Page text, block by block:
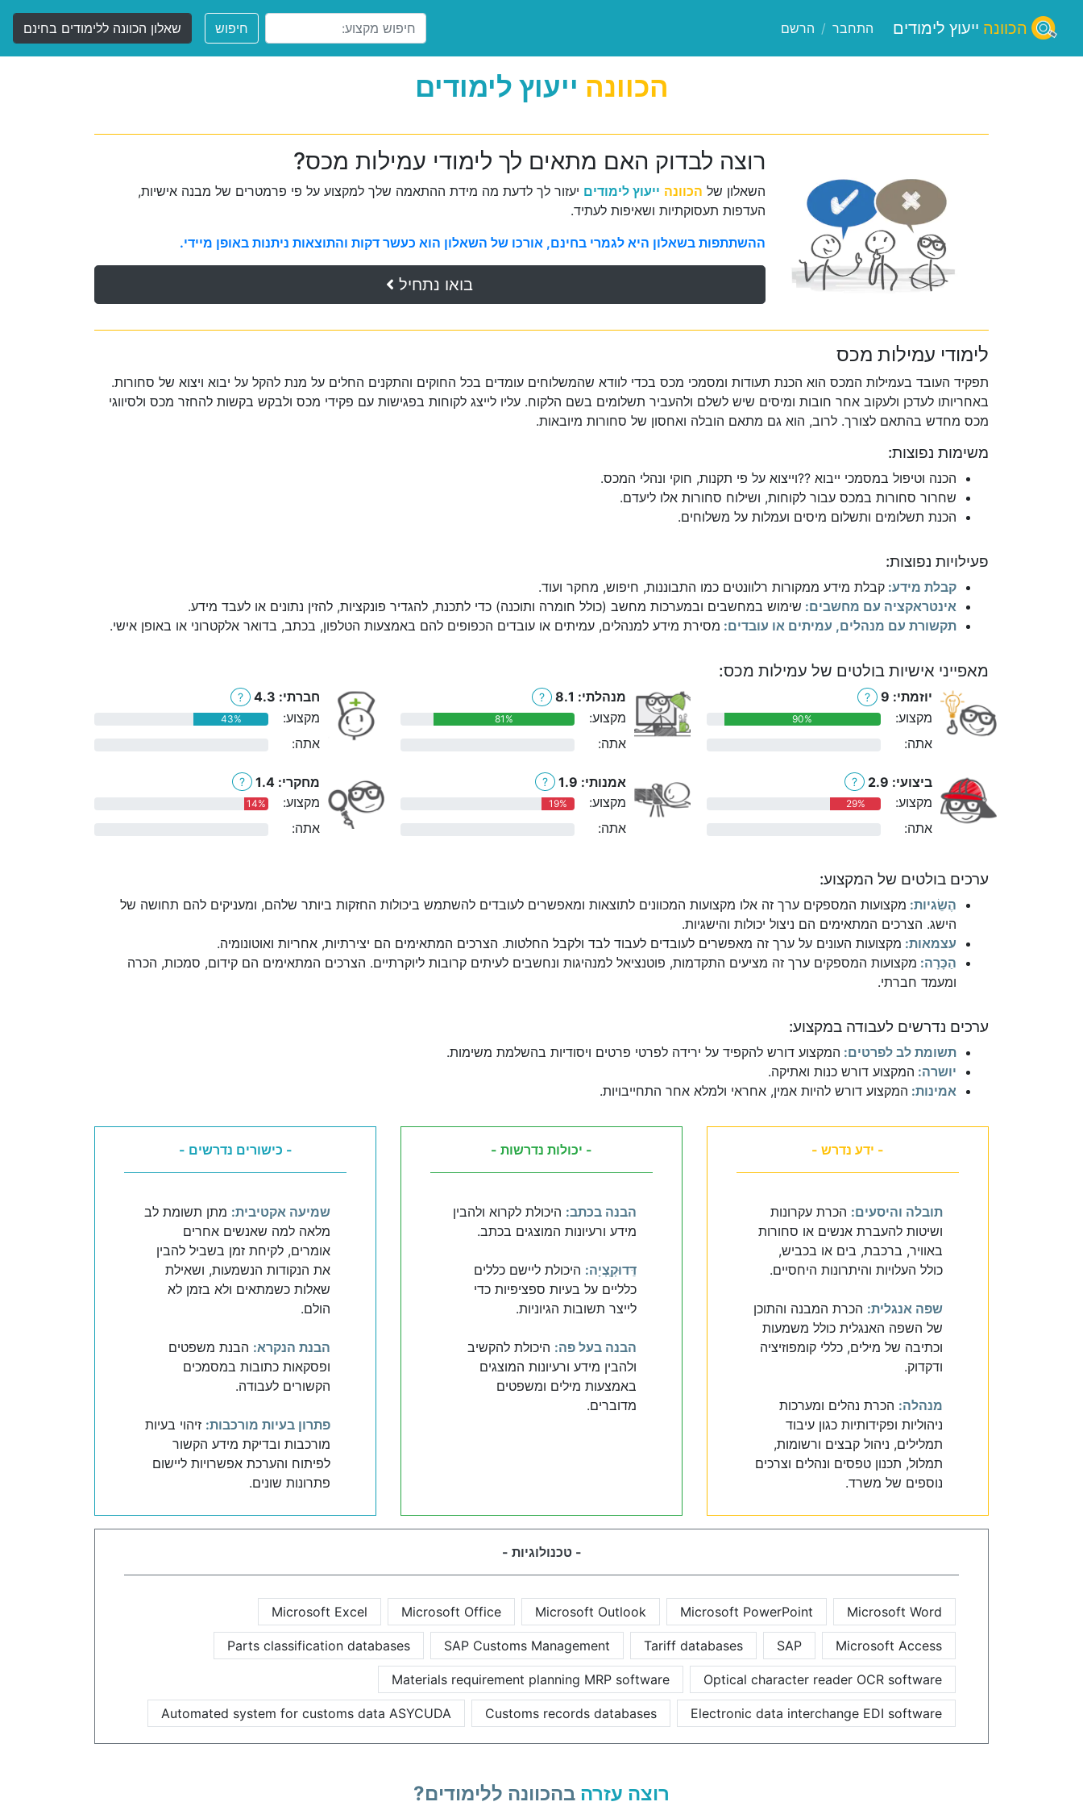
הכוונה ייעוץ לימודים התחבר / הרשם חיפוש שאלון הכוונה ללימודים בחינם
הכוונה ייעוץ לימודים
רוצה לבדוק האם מתאים לך לימודי עמילות מכס?
השאלון של הכוונה ייעוץ לימודים יעזור לך לדעת מה מידת ההתאמה שלך למקצוע על פי פרמטרים של מבנה אישיות,
העדפות תעסוקתיות ושאיפות לעתיד.
ההשתתפות בשאלון היא לגמרי בחינם, אורכו של השאלון הוא כעשר דקות והתוצאות ניתנות באופן מיידי.
בואו נתחיל
לימודי עמילות מכס
תפקיד העובד בעמילות המכס הוא הכנת תעודות ומסמכי מכס בכדי לוודא שהמשלוחים עומדים בכל החוקים והתקנים החלים על מנת להקל על יבוא ויצוא של סחורות.
באחריותו לעדכן ולעקוב אחר חובות ומיסים שיש לשלם ולהעביר תשלומים בשם הלקוח. עליו לייצג לקוחות בפגישות עם פקידי מכס ולבקש בקשות להחזר מכס ולסיווגי
מכס מחדש בהתאם לצורך. לרוב, הוא גם מתאם הובלה ואחסון של סחורות מיובאות.
משימות נפוצות:
הכנה וטיפול במסמכי ייבוא ??וייצוא על פי תקנות, חוקי ונהלי המכס.
שחרור סחורות במכס עבור לקוחות, ושילוח סחורות אלו ליעדם.
הכנת תשלומים ותשלום מיסים ועמלות על משלוחים.
פעילויות נפוצות:
קבלת מידע: קבלת מידע ממקורות רלוונטים כמו התבוננות, חיפוש, מחקר ועוד.
אינטראקציה עם מחשבים: שימוש במחשבים ובמערכות מחשב (כולל חומרה ותוכנה) כדי לתכנת, להגדיר פונקציות, להזין נתונים או לעבד מידע.
תקשורת עם מנהלים, עמיתים או עובדים: מסירת מידע למנהלים, עמיתים או עובדים הכפופים להם באמצעות הטלפון, בכתב, בדואר אלקטרוני או באופן אישי.
מאפייני אישיות בולטים של עמילות מכס:
יוזמתי: 9 ?
מקצוע: 90%
אתה:
מנהלתי: 8.1 ?
מקצוע: 81%
אתה:
חברתי: 4.3 ?
מקצוע: 43%
אתה:
ביצועי: 2.9 ?
מקצוע: 29%
אתה:
אמנותי: 1.9 ?
מקצוע: 19%
אתה:
מחקרי: 1.4 ?
מקצוע: 14%
אתה:
ערכים בולטים של המקצוע:
הֶשֵׂגיות: מקצועות המספקים ערך זה אלו מקצועות המכוונים לתוצאות ומאפשרים לעובדים להשתמש ביכולות החזקות ביותר שלהם, ומעניקים להם תחושה של
הישג. הצרכים המתאימים הם ניצול יכולות והישגיות.
עצמאות: מקצועות העונים על ערך זה מאפשרים לעובדים לעבוד לבד ולקבל החלטות. הצרכים המתאימים הם יצירתיות, אחריות ואוטונומיה.
הַכָּרָה: מקצועות המספקים ערך זה מציעים התקדמות, פוטנציאל למנהיגות ונחשבים לעיתים קרובות ליוקרתיים. הצרכים המתאימים הם קידום, סמכות, הכרה
ומעמד חברתי.
ערכים נדרשים לעבודה במקצוע:
תשומת לב לפרטים: המקצוע דורש להקפיד על ירידה לפרטי פרטים ויסודיות בהשלמת משימות.
יושרה: המקצוע דורש כנות ואתיקה.
אמינות: המקצוע דורש להיות אמין, אחראי ולמלא אחר התחייבויות.
- ידע נדרש -
תובלה והיסעים: הכרת עקרונות
ושיטות להעברת אנשים או סחורות
באוויר, ברכבת, בים או בכביש,
כולל העלויות והיתרונות היחסיים.
שפה אנגלית: הכרת המבנה והתוכן
של השפה האנגלית כולל משמעות
וכתיבה של מילים, כללי קומפוזיציה
ודקדוק.
מנהלה: הכרת נהלים ומערכות
ניהוליות ופקידותיות כגון עיבוד
תמלילים, ניהול קבצים ורשומות,
תמלול, תכנון טפסים ונהלים וצרכים
נוספים של משרד.
- יכולות נדרשות -
הבנה בכתב: היכולת לקרוא ולהבין
מידע ורעיונות המוצגים בכתב.
דֵּדוּקְְצְיָה: היכולת ליישם כללים
כלליים על בעיות ספציפיות כדי
לייצר תשובות הגיוניות.
הבנה בעל פה: היכולת להקשיב
ולהבין מידע ורעיונות המוצגים
באמצעות מילים ומשפטים
מדוברים.
- כישורים נדרשים -
שמיעה אקטיבית: מתן תשומת לב
מלאה למה שאנשים אחרים
אומרים, לקיחת זמן בשביל להבין
את הנקודות הנשמעות, ושאילת
שאלות כשמתאים ולא בזמן לא
הולם.
הבנת הנקרא: הבנת משפטים
ופסקאות כתובות במסמכים
הקשורים לעבודה.
פתרון בעיות מורכבות: זיהוי בעיות
מורכבות ובדיקת מידע הקשור
לפיתוח והערכת אפשרויות ליישום
פתרונות שונים.
- טכנולוגיות -
Microsoft Word
Microsoft PowerPoint
Microsoft Outlook
Microsoft Office
Microsoft Excel
Microsoft Access
SAP
Tariff databases
SAP Customs Management
Parts classification databases
Optical character reader OCR software
Materials requirement planning MRP software
Electronic data interchange EDI software
Customs records databases
Automated system for customs data ASYCUDA
רוצה עזרה בהכוונה ללימודים?